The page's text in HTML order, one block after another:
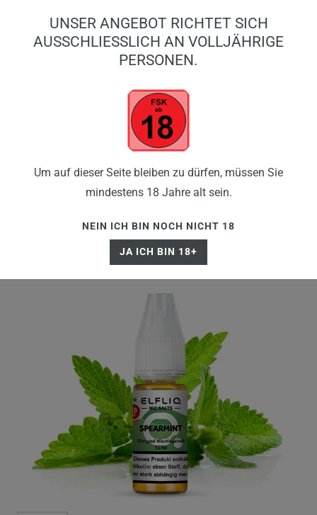
0
0,00 EUR
UNSER ANGEBOT RICHTET SICH
AUSSCHLIESSLICH AN VOLLJÄHRIGE P
ERSONEN.
Um auf dieser Seite bleiben zu dürfen, müssen Sie
mindestens 18 Jahre alt sein.
NEIN ICH BIN NOCH NICHT 18
JA ICH BIN 18+